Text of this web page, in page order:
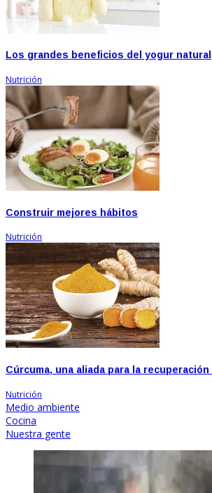
Los grandes beneficios del yogur natural
Nutrición
Construir mejores hábitos
Nutrición
Cúrcuma, una aliada para la
Nutrición
Medio ambiente
Cocina
Nuestra gente